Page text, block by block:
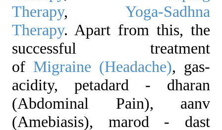
Therapy, Yoga-Sadhna
Therapy. Apart from this, the
successful treatment
of Migraine (Headache), gas-
acidity, petadard - dharan
(Abdominal Pain), aanv
(Amebiasis), marod - dast